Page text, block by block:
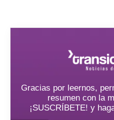
Gracias por leernos,
resumen con la
¡SUSCRÍBETE! y